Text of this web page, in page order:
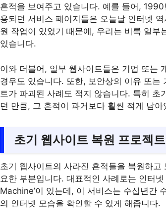
흔적을 보여주고 있습니다. 예를 들어,
용되던 서비스 페이지들은 오늘날 인터넷
원 작업이 있었기 때문에, 우리는 비록 일
있습니다.
이와 더불어, 일부 웹사이트들은 기업 또는
경우도 있습니다. 또한, 보안상의 이유 또는
트가 파괴된 사례도 적지 않습니다. 특히
던 만큼, 그 흔적이 과거보다 훨씬 적게 남
초기 웹사이트 복원 프로젝
초기 웹사이트의 사라진 흔적들을 복원하
요한 부분입니다. 대표적인 사례로는 인터
Machine’이 있는데, 이 서비스는 수십년간
의 인터넷 모습을 확인할 수 있게 해줍니다.